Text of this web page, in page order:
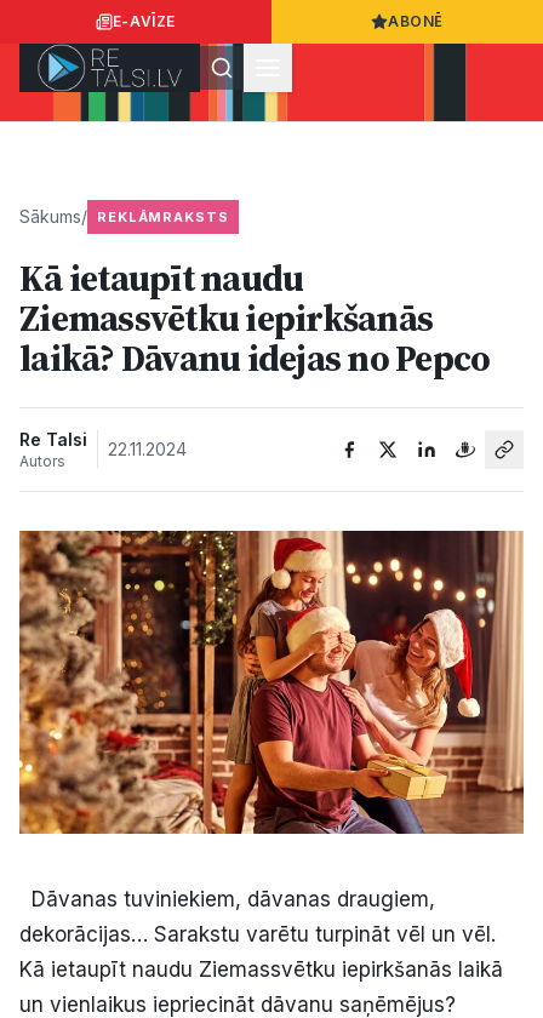
E-AVĪZE ABONĒ
Ziņas
Sabiedrība
Kultūra
Bizness
Video
Vieta
Sludinājumi
Pasākumi
Sākums/ REKLĀMRAKSTS
Kā ietaupīt naudu
Ziemassvētku iepirkšanās
laikā? Dāvanu idejas no Pepco
Re Talsi
Autors
22.11.2024
Dāvanas tuviniekiem, dāvanas draugiem,
dekorācijas… Sarakstu varētu turpināt vēl un vēl.
Kā ietaupīt naudu Ziemassvētku iepirkšanās laikā
un vienlaikus iepriecināt dāvanu saņēmējus?